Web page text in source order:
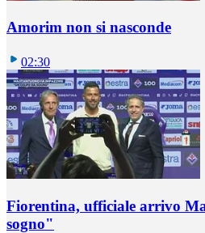
Amorim non si nasconde
02:30
Fiorentina, ufficiale arrivo
sogno"